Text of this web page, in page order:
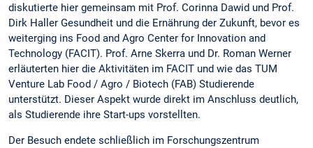
diskutierte hier gemeinsam mit Prof. Corinna Dawid und Prof.
Dirk Haller Gesundheit und die Ernährung der Zukunft, bevor es
weiterging ins Food and Agro Center for Innovation and
Technology (FACIT). Prof. Arne Skerra und Dr. Roman Werner
erläuterten hier die Aktivitäten im FACIT und wie das TUM
Venture Lab Food / Agro / Biotech (FAB) Studierende
unterstützt. Dieser Aspekt wurde direkt im Anschluss deutlich,
als Studierende ihre Start-ups vorstellten.
Der Besuch endete schließlich im Forschungszentrum